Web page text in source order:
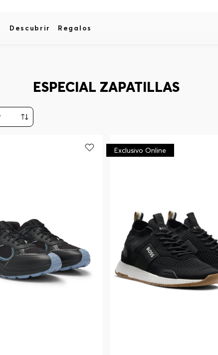
Descubrir Regalos
ESPECIAL ZAPATILLAS
Exclusivo Online